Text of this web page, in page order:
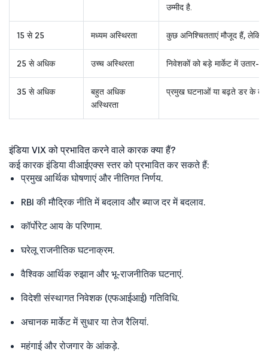
उम्मीद है.
15 से 25 मध्यम अस्थिरता कुछ अनिश्चितताएं मौजूद हैं, लेकिन
25 से अधिक उच्च अस्थिरता निवेशकों को बड़े मार्केट में उतार-
35 से अधिक
बहुत अधिक
अस्थिरता
प्रमुख घटनाओं या बढ़ते डर के
इंडिया VIX को प्रभावित करने वाले कारक क्या हैं?
कई कारक इंडिया वीआईएक्स स्तर को प्रभावित कर सकते हैं:
प्रमुख आर्थिक घोषणाएं और नीतिगत निर्णय.
RBI की मौद्रिक नीति में बदलाव और ब्याज दर में बदलाव.
कॉर्पोरेट आय के परिणाम.
घरेलू राजनीतिक घटनाक्रम.
वैश्विक आर्थिक रुझान और भू-राजनीतिक घटनाएं.
विदेशी संस्थागत निवेशक (एफआईआई) गतिविधि.
अचानक मार्केट में सुधार या तेज रैलियां.
महंगाई और रोजगार के आंकड़े.